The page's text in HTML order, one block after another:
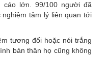
cáo lớn. 99/100 người đã
tâm lý liên quan tới
tương đối hoặc nói trắng
bản thân họ cũng không